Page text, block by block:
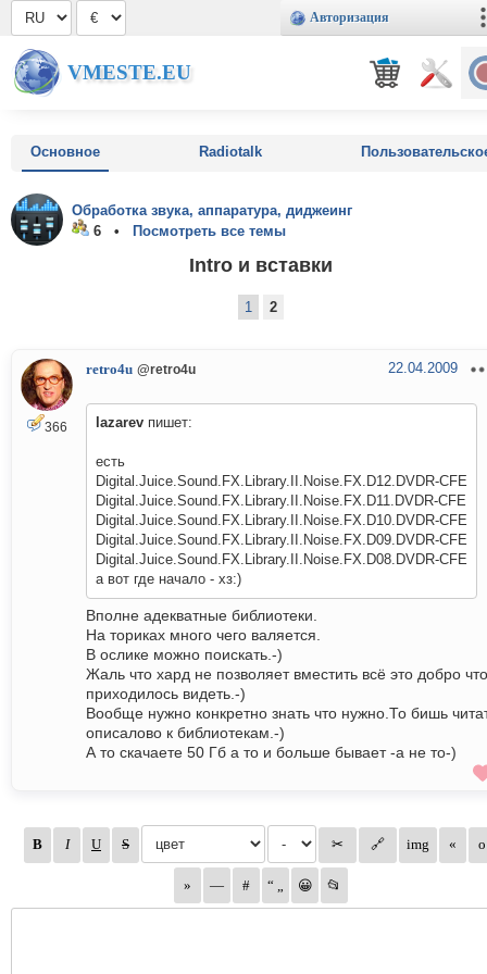
Авторизация
VMESTE.EU
Основное Radiotalk
Обработка звука, аппаратура, диджеинг
6 •
Посмотреть все темы
Intro и вставки
1 2
366
retro4u @retro4u 22.04.2009
lazarev пишет:
есть
Digital.Juice.Sound.FX.Library.II.Noise.FX.D12.DVDR-CFE
Digital.Juice.Sound.FX.Library.II.Noise.FX.D11.DVDR-CFE
Digital.Juice.Sound.FX.Library.II.Noise.FX.D10.DVDR-CFE
Digital.Juice.Sound.FX.Library.II.Noise.FX.D09.DVDR-CFE
Digital.Juice.Sound.FX.Library.II.Noise.FX.D08.DVDR-CFE
а вот где начало - хз:)
Вполне адекватные библиотеки.
На ториках много чего валяется.
В ослике можно поискать.-)
Жаль что хард не позволяет вместить всё это добро что
приходилось видеть.-)
Вообще нужно конкретно знать что нужно.То бишь
описалово к библиотекам.-)
А то скачаете 50 Гб а то и больше бывает -а не то-)